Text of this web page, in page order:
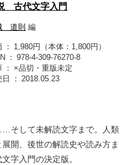
古代文字入門
道則 編
1,980円（本体：1,800円）
978-4-309-76270-8
×品切・重版未定
日
2018.05.23
そして未解読文字まで。人類
開、後世の解読史や読み方ま
字入門の決定版。